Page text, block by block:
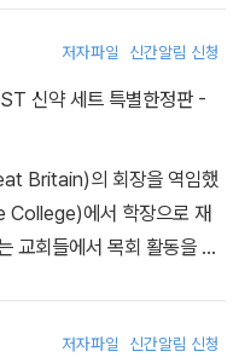
세계가 인정하는 영적 지도
가했고, 2011년에 소천할
영국뿐 아니라 전 세계 복
선정하였으며, 빌리 그레이
경하는 성직자”라고 칭했
앙을 명쾌하게 풀어내 바른
가장 선호하는 저자이기도
저자파일 신간알림 신청
신약 세트 특별한정판 -
Britain)의 회장을 역임했
에서 학장으로 재
교회들에서 목회 활동을 했
저자파일 신간알림 신청